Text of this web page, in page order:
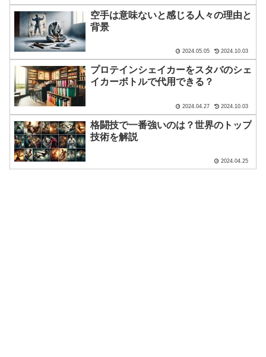
空手は意味ないと感じる人々の理由と
背景
2024.05.05 2024.10.03
プロテインシェイカーをスタバのシェ
イカーボトルで代用できる？
2024.04.27 2024.10.03
格闘技で一番強いのは？世界のトップ
技術を解説
2024.04.25